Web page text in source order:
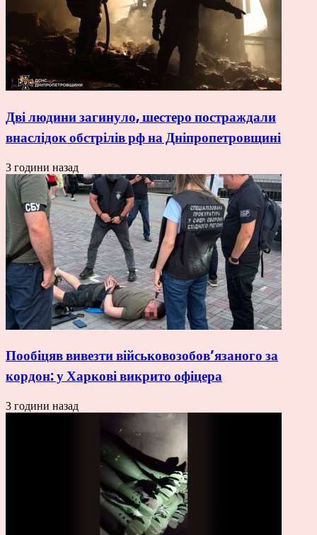
Дві людини загинуло, шестеро постраждали
внаслідок обстрілів рф на Дніпропетровщині
3 години назад
Пообіцяв вивезти військовозобов’язаного за
кордон: у Харкові викрито офіцера
3 години назад